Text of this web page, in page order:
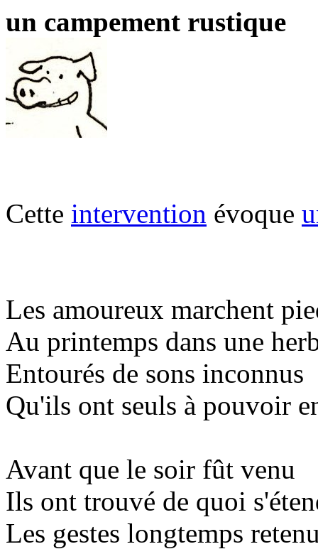
un campement rustique
Cette intervention évoque
Les amoureux marchent
Au printemps dans une
Entourés de sons inconnus
Qu'ils ont seuls à pouvoir
Avant que le soir fût venu
Ils ont trouvé de quoi
Les gestes longtemps